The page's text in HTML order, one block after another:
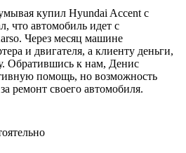
купил Hyundai Accent с
что автомобиль идет с
Через месяц машине
и двигателя, а клиенту деньги,
Обратившись к нам, Денис
помощь, но возможность
ремонт своего автомобиля.